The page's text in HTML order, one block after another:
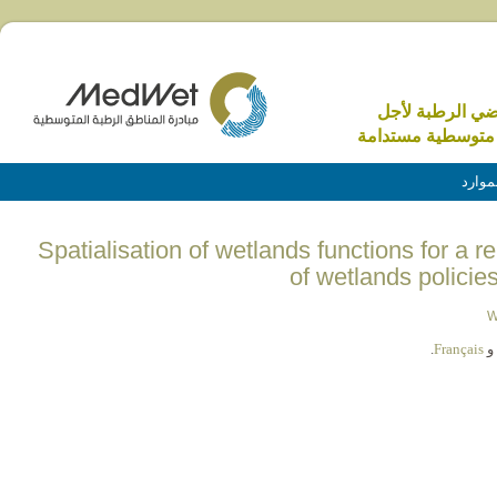
الرطبة لأجل
مستدامة
(English) Spatialisation of wetlands functions for
of wetlands
و Français
.